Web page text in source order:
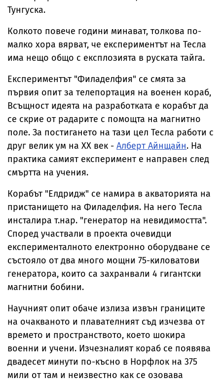
Тунгуска.
Колкото повече години минават, толкова по-
малко хора вярват, че експериментът на Тесла
има нещо общо с експлозията в руската тайга.
Експериментът "Филаделфия" се смята за
първия опит за телепортация на военен кораб,
Всъщност идеята на разработката е корабът да
се скрие от радарите с помощта на магнитно
поле. За постигането на тази цел Тесла работи с
друг велик ум на ХХ век - Алберт Айнщайн. На
практика самият експеримент е направен след
смъртта на учения.
Корабът "Елдридж" се намира в акваторията на
пристанището на Филаделфия. На него Тесла
инсталира т.нар. "генератор на невидимостта".
Според участвали в проекта очевидци
експерименталното електронно оборудване се
състояло от два много мощни 75-киловатови
генератора, които са захранвали 4 гигантски
магнитни бобини.
Научният опит обаче излиза извън границите
на очакваното и плавателният съд изчезва от
времето и пространството, което шокира
военни и учени. Изчезналият кораб се появява
двадесет минути по-късно в Норфлок на 375
мили от там и неизвестно как се озовава